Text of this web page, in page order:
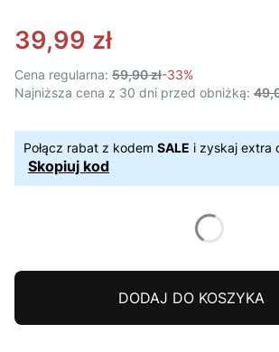
39,99 zł
Cena regularna: 59,90 zł-33%
Najniższa cena z 30 dni przed obniżką:
Połącz rabat z kodem SALE i zyskaj extra
Skopiuj kod
DODAJ DO KOSZYKA